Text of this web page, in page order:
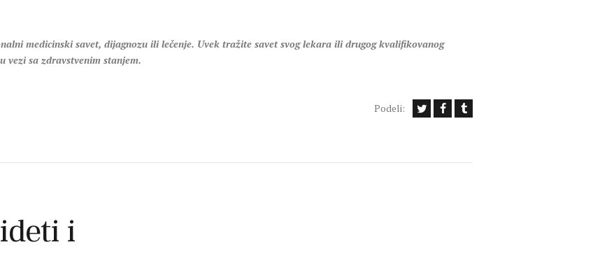
medicinski savet, dijagnozu ili lečenje. Uvek tražite savet svog lekara ili drugog kvalifikovanog
vezi sa zdravstvenim stanjem.
Podeli:
i